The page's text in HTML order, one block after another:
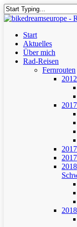
Skip
to
content
Close
Menu
Start
Aktuelles
Über mich
Rad-Reisen
Fernrouten